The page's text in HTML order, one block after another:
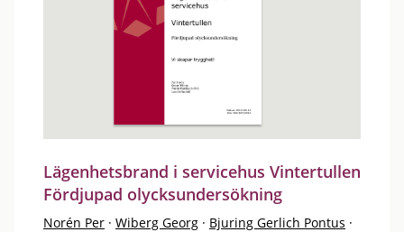
Lägenhetsbrand i servicehus Vintertullen
Fördjupad olycksundersökning
Norén Per · Wiberg Georg · Bjuring Gerlich Pontus ·